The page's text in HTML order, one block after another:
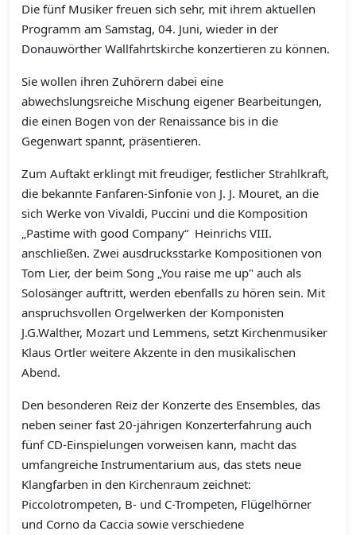
Die fünf Musiker freuen sich sehr, mit ihrem aktuellen
Programm am Samstag, 04. Juni, wieder in der
Donauwörther Wallfahrtskirche konzertieren zu können.
Sie wollen ihren Zuhörern dabei eine
abwechslungsreiche Mischung eigener Bearbeitungen,
die einen Bogen von der Renaissance bis in die
Gegenwart spannt, präsentieren.
Zum Auftakt erklingt mit freudiger, festlicher Strahlkraft,
die bekannte Fanfaren-Sinfonie von J. J. Mouret, an die
sich Werke von Vivaldi, Puccini und die Komposition
„Pastime with good Company“ Heinrichs VIII.
anschließen. Zwei ausdrucksstarke Kompositionen von
Tom Lier, der beim Song „You raise me up" auch als
Solosänger auftritt, werden ebenfalls zu hören sein. Mit
anspruchsvollen Orgelwerken der Komponisten
J.G.Walther, Mozart und Lemmens, setzt Kirchenmusiker
Klaus Ortler weitere Akzente in den musikalischen
Abend.
Den besonderen Reiz der Konzerte des Ensembles, das
neben seiner fast 20-jährigen Konzerterfahrung auch
fünf CD-Einspielungen vorweisen kann, macht das
umfangreiche Instrumentarium aus, das stets neue
Klangfarben in den Kirchenraum zeichnet:
Piccolotrompeten, B- und C-Trompeten, Flügelhörner
und Corno da Caccia sowie verschiedene